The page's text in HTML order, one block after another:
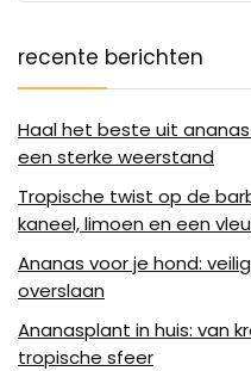
recente berichten
Haal het beste uit
een sterke weerstand
Tropische twist op de
kaneel, limoen en een
Ananas voor je hond:
overslaan
Ananasplant in huis: van
tropische sfeer